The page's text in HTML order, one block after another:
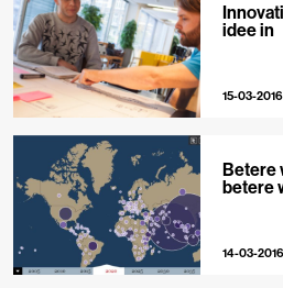
idee in
15-03-2016
Betere
betere
14-03-2016